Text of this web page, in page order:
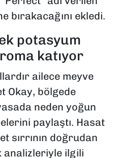
bırakacağını ekledi.
potasyum
katıyor
ailece meyve
Okay, bölgede
neden yoğun
paylaştı. Hasat
sırrının doğrudan
analizleriyle ilgili